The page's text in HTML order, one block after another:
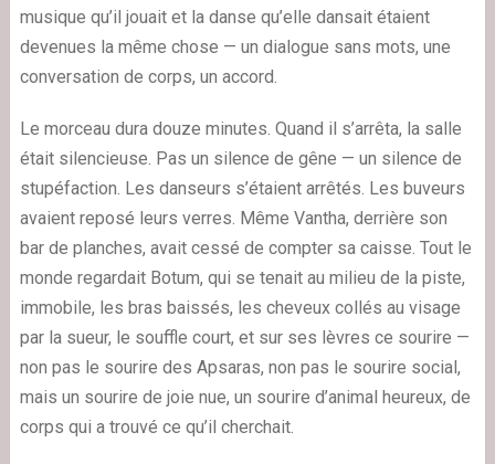
musique qu’il jouait et la danse qu’elle dansait étaient
devenues la même chose — un dialogue sans mots, une
conversation de corps, un accord.
Le morceau dura douze minutes. Quand il s’arrêta, la salle
était silencieuse. Pas un silence de gêne — un silence de
stupéfaction. Les danseurs s’étaient arrêtés. Les buveurs
avaient reposé leurs verres. Même Vantha, derrière son
bar de planches, avait cessé de compter sa caisse. Tout le
monde regardait Botum, qui se tenait au milieu de la piste,
immobile, les bras baissés, les cheveux collés au visage
par la sueur, le souffle court, et sur ses lèvres ce sourire —
non pas le sourire des Apsaras, non pas le sourire social,
mais un sourire de joie nue, un sourire d’animal heureux, de
corps qui a trouvé ce qu’il cherchait.